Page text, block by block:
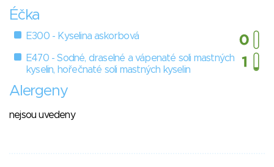
Éčka
E300 - Kyselina askorbová
E470 - Sodné, draselné a vápenaté soli mastných
kyselin, hořečnaté soli mastných kyselin
Alergeny
nejsou uvedeny